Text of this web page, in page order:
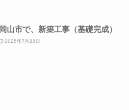
岡山市で、新築工事（基礎完成）
2025年7月22日